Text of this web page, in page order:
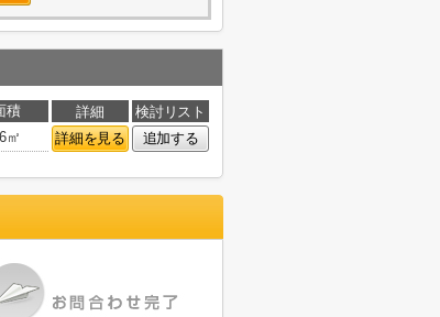
積 詳細
検討リスト
㎡ 詳細を見る 追加する